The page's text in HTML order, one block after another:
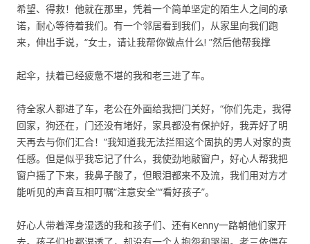
希望、得救！他就在那里，凭着一个简单坚定的陌生人之间的承
诺，耐心等待着我们。有一个邻居看到我们，从家里向我们跑
来，伸出手说，“女士，请让我帮你做点什么! ”然后他帮我撑
起伞，扶着已经疲惫不堪的我和老三进了车。
待全家人都进了车，老公在外面给我把门关好，“你们先走，我得
回家，狗还在，门还没有堵好，家具都没有保护好，我弄好了明
天再去与你们汇合！”我知道我无法拦阻这个固执的男人对家的责
任感。但是似乎我忘记了什么，我使劲地敲窗户，好心人帮我把
窗户摇了下来，我鼻子酸了，但眼泪都来不及流，我们用对方才
能听见的声音互相叮嘱“注意安全”“看好孩子”。
好心人带着浑身湿透的我和孩子们、还有Kenny一路朝他们家开